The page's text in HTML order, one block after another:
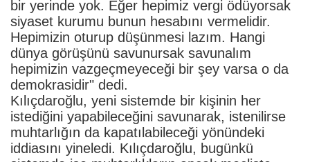
bir yerinde yok. Eğer hepimiz vergi ödüyorsak
siyaset kurumu bunun hesabını vermelidir.
Hepimizin oturup düşünmesi lazım. Hangi
dünya görüşünü savunursak savunalım
hepimizin vazgeçmeyeceği bir şey varsa o da
demokrasidir" dedi.
Kılıçdaroğlu, yeni sistemde bir kişinin her
istediğini yapabileceğini savunarak, istenilirse
muhtarlığın da kapatılabileceği yönündeki
iddiasını yineledi. Kılıçdaroğlu, bugünkü